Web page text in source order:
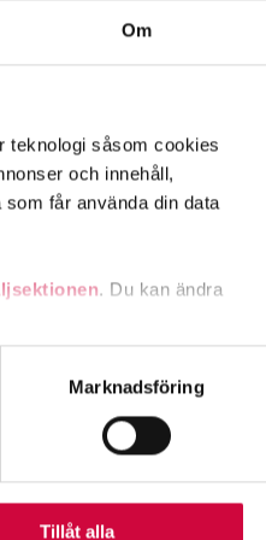
Om
teknologi såsom cookies
och innehåll,
får använda din data
. Du kan ändra
funktioner för
kombinera informationen
Marknadsföring
Tillåt alla
eller svenska. Det visar
Arbetstagare med
i arbetsgemenskapernas